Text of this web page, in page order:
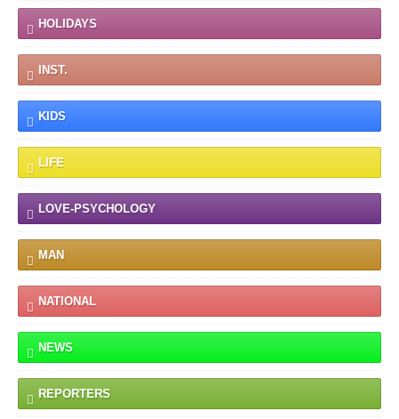
HOLIDAYS
INST.
KIDS
LIFE
LOVE-PSYCHOLOGY
MAN
NATIONAL
NEWS
REPORTERS